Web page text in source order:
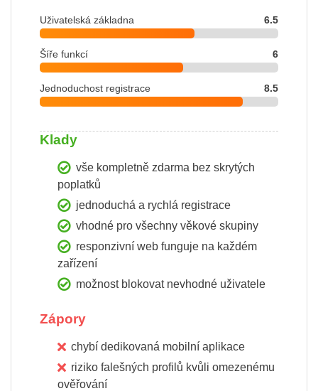
Uživatelská základna 6.5
Šíře funkcí 6
Jednoduchost registrace 8.5
Klady
vše kompletně zdarma bez skrytých
poplatků
jednoduchá a rychlá registrace
vhodné pro všechny věkové skupiny
responzivní web funguje na každém
zařízení
možnost blokovat nevhodné uživatele
Zápory
chybí dedikovaná mobilní aplikace
riziko falešných profilů kvůli omezenému
ověřování